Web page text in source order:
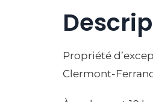
Propriété
Clermont-